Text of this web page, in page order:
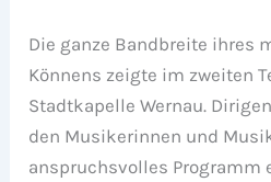
Die ganze Bandbreite ihres
Könnens zeigte im zweiten
Stadtkapelle Wernau.
den Musikerinnen und
anspruchsvolles Programm